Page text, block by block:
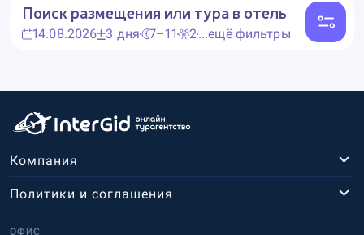
Поиск размещения или тура в отель
14.08.2026 3 дня 7–11 2...ещё фильтры
Компания
ОФИС
Политики и соглашения